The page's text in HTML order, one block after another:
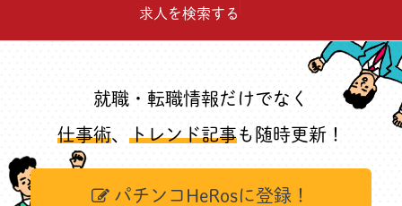
求人を検索する
就職・転職情報だけでなく
仕事術、 トレンド記事も随時更新！
パチンコHeRosに登録！